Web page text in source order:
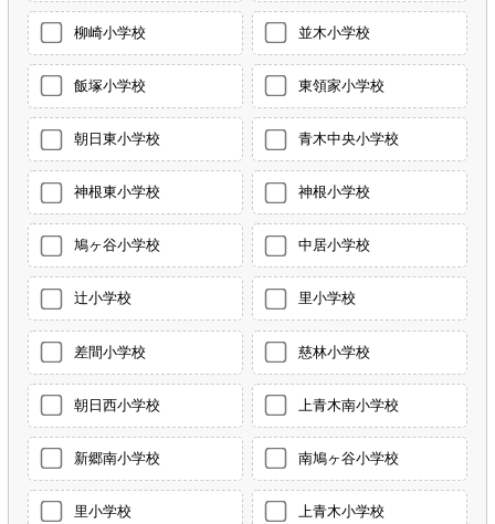
柳崎小学校 並木小学校
飯塚小学校 東領家小学校
朝日東小学校 青木中央小学校
神根東小学校 神根小学校
鳩ヶ谷小学校 中居小学校
辻小学校 里小学校
差間小学校 慈林小学校
朝日西小学校 上青木南小学校
新郷南小学校 南鳩ヶ谷小学校
里小学校 上青木小学校